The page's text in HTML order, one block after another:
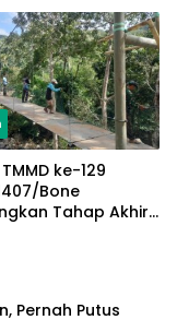
ke-129
Bone
Tahap Akhir
Pernah Putus